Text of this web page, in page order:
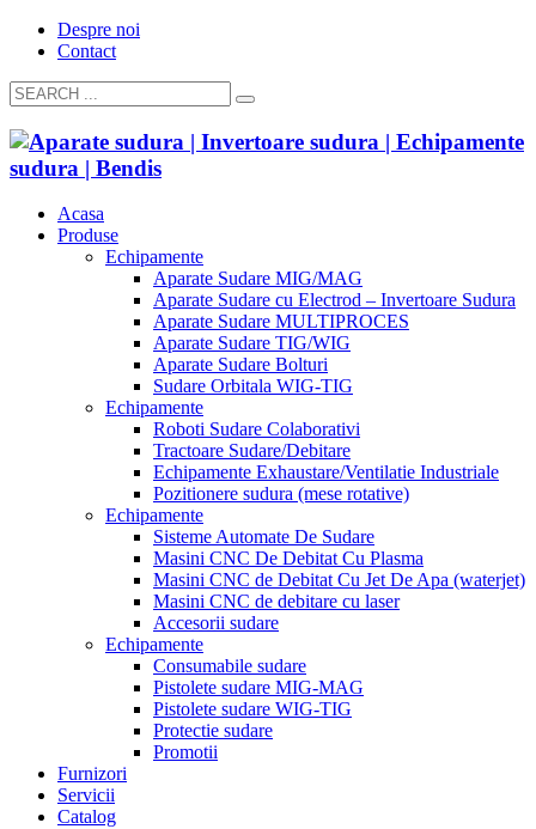
Despre noi
Contact
Acasa
Produse
Echipamente
Aparate Sudare MIG/MAG
Aparate Sudare cu Electrod – Invertoare Sudura
Aparate Sudare MULTIPROCES
Aparate Sudare TIG/WIG
Aparate Sudare Bolturi
Sudare Orbitala WIG-TIG
Echipamente
Roboti Sudare Colaborativi
Tractoare Sudare/Debitare
Echipamente Exhaustare/Ventilatie Industriale
Pozitionere sudura (mese rotative)
Echipamente
Sisteme Automate De Sudare
Masini CNC De Debitat Cu Plasma
Masini CNC de Debitat Cu Jet De Apa (waterjet)
Masini CNC de debitare cu laser
Accesorii sudare
Echipamente
Consumabile sudare
Pistolete sudare MIG-MAG
Pistolete sudare WIG-TIG
Protectie sudare
Promotii
Furnizori
Servicii
Catalog